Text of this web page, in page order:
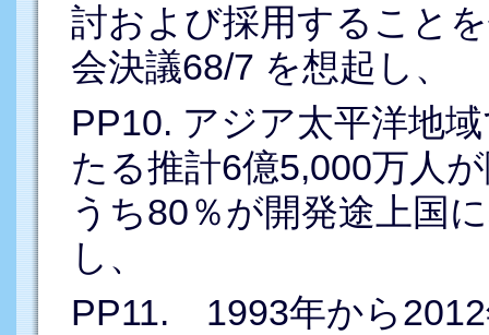
討および採用すること
会決議68/7 を想起し、
PP10. アジア太平洋地
たる推計6億5,000万人
うち80％が開発途上国
し、
PP11. 1993年から